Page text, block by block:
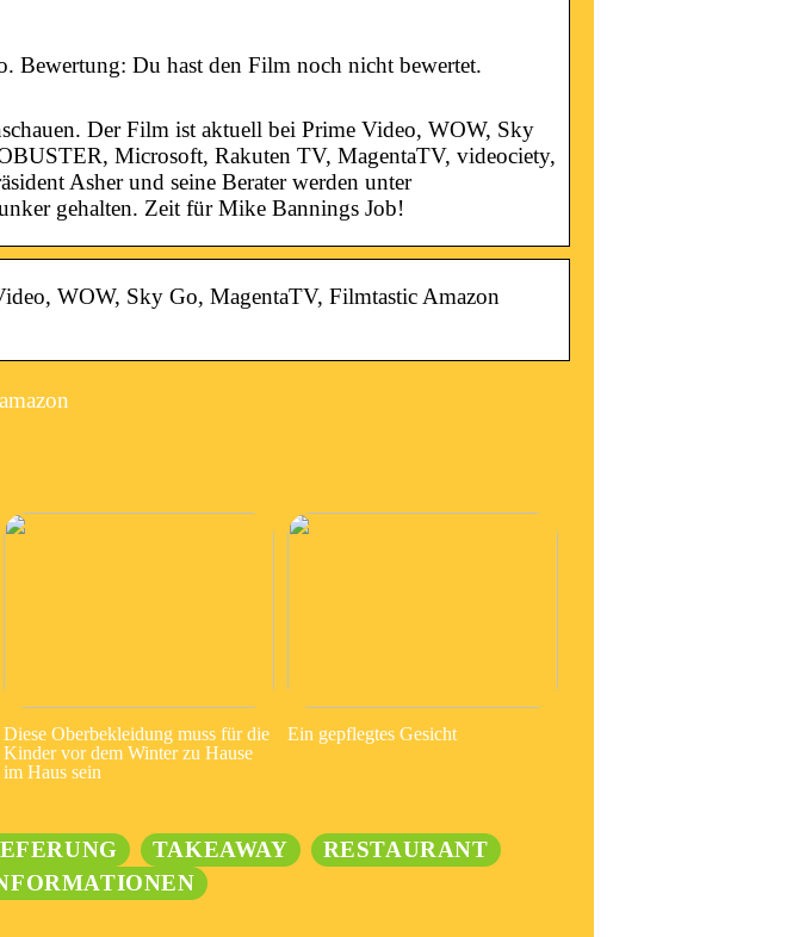
Bewertung: Du hast den Film noch nicht bewertet.
Der Film ist aktuell bei Prime Video, WOW, Sky
Microsoft, Rakuten TV, MagentaTV, videociety,
Asher und seine Berater werden unter
gehalten. Zeit für Mike Bannings Job!
WOW, Sky Go, MagentaTV, Filmtastic Amazon
Diese Oberbekleidung muss für die
Kinder vor dem Winter zu Hause
im Haus sein
Ein gepflegtes Gesicht
TAKEAWAY
RESTAURANT